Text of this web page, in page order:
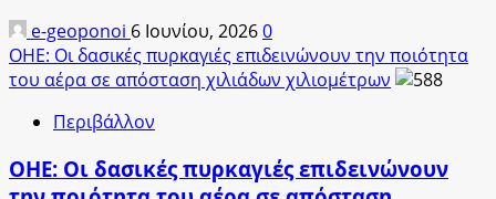
e-geoponoi 6 Ιουνίου, 20260
ΟΗΕ: Οι δασικές πυρκαγιές επιδεινώνουν την ποιότητα
του αέρα σε απόσταση χιλιάδων χιλιομέτρων
Περιβάλλον
ΟΗΕ: Οι δασικές πυρκαγιές επιδεινώνουν